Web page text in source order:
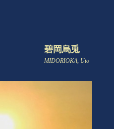
碧岡烏兎
MIDORIOKA, Uto